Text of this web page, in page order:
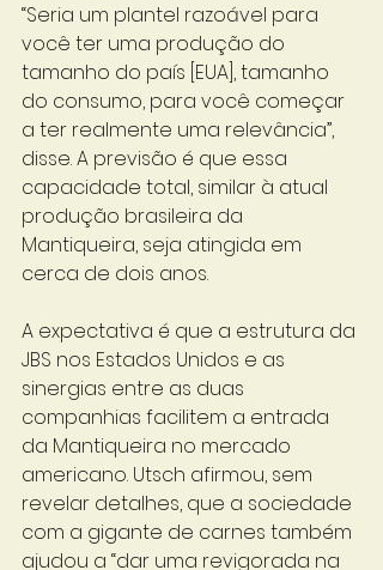
“Seria um plantel razoável para
você ter uma produção do
tamanho do país [EUA], tamanho
do consumo, para você começar
a ter realmente uma relevância”,
disse. A previsão é que essa
capacidade total, similar à atual
produção brasileira da
Mantiqueira, seja atingida em
cerca de dois anos.
A expectativa é que a estrutura da
JBS nos Estados Unidos e as
sinergias entre as duas
companhias facilitem a entrada
da Mantiqueira no mercado
americano. Utsch afirmou, sem
revelar detalhes, que a sociedade
com a gigante de carnes também
ajudou a “dar uma revigorada na